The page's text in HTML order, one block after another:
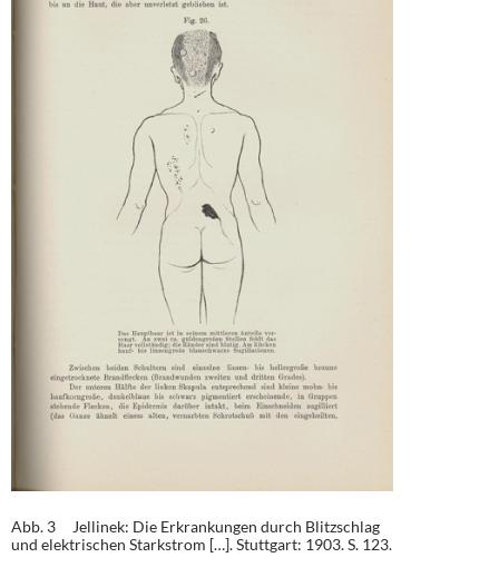
Abb. 3 Jellinek: Die Erkrankungen durch Blitzschlag
und elektrischen Starkstrom […]. Stuttgart: 1903. S. 123.